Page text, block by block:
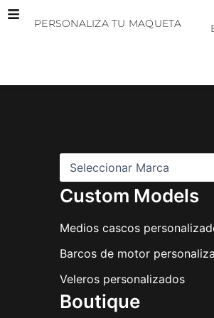
PERSONALIZA TU MAQUETA
Custom Models
Medios cascos
Barcos de motor
Veleros personalizados
Boutique